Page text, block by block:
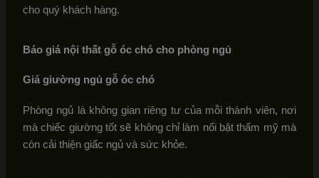
cho quý khách hàng.
Báo giá nội thất gỗ óc chó cho phòng ngủ
Giá giường ngủ gỗ óc chó
Phòng ngủ là không gian riêng tư của mỗi thành viên, nơi
mà chiếc giường tốt sẽ không chỉ làm nổi bật thẩm mỹ mà
còn cải thiện giấc ngủ và sức khỏe.